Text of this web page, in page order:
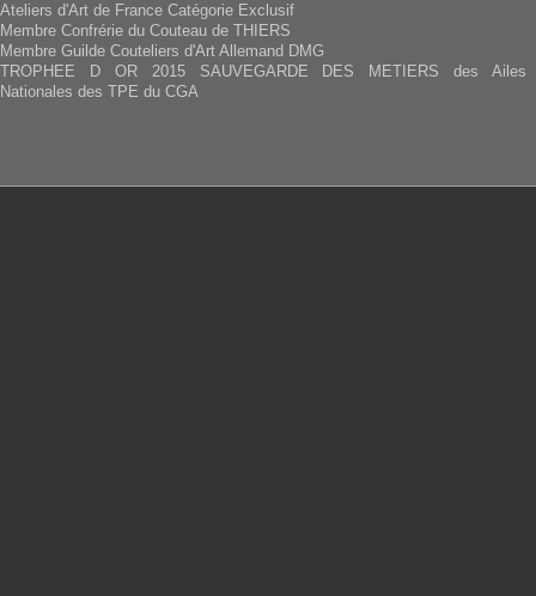
Ateliers d'Art de France Catégorie Exclusif
Membre Confrérie du Couteau de THIERS
Membre Guilde Couteliers d'Art Allemand DMG
TROPHEE D OR 2015 SAUVEGARDE DES METIERS des Ailes
Nationales des TPE du CGA